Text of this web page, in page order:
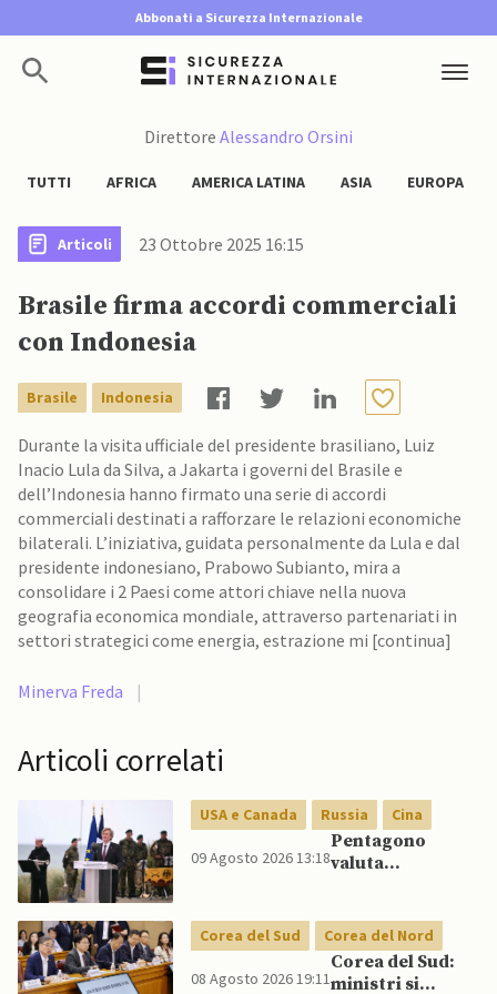
Abbonati a Sicurezza Internazionale
Direttore Alessandro Orsini
TUTTI AFRICA AMERICA LATINA ASIA EUROPA
Articoli 23 Ottobre 2025 16:15
Brasile firma accordi commerciali
con Indonesia
Brasile Indonesia
Durante la visita ufficiale del presidente brasiliano, Luiz
Inacio Lula da Silva, a Jakarta i governi del Brasile e
dell’Indonesia hanno firmato una serie di accordi
commerciali destinati a rafforzare le relazioni economiche
bilaterali. L’iniziativa, guidata personalmente da Lula e dal
presidente indonesiano, Prabowo Subianto, mira a
consolidare i 2 Paesi come attori chiave nella nuova
geografia economica mondiale, attraverso partenariati in
settori strategici come energia, estrazione mi [continua]
Minerva Freda |
Articoli correlati
USA e Canada Russia Cina
09 Agosto 2026 13:18
Pentagono
valuta
nucleare per
scoraggiare
Cina e Russia
Corea del Sud Corea del Nord
08 Agosto 2026 19:11
Corea del Sud:
ministri si